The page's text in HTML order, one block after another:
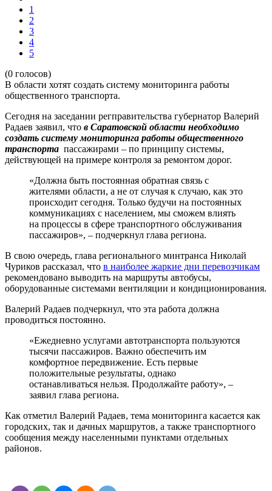
1
2
3
4
5
(0 голосов)
В области хотят создать систему мониторинга работы
общественного транспорта.
Сегодня на заседании регправительства губернатор Валерий
Радаев заявил, что в Саратовской области необходимо
создать систему мониторинга работы общественного
транспорта пассажирами – по принципу системы,
действующей на примере контроля за ремонтом дорог.
«Должна быть постоянная обратная связь с
жителями области, а не от случая к случаю, как это
происходит сегодня. Только будучи на постоянных
коммуникациях с населением, мы сможем влиять
на процессы в сфере транспортного обслуживания
пассажиров», – подчеркнул глава региона.
В свою очередь, глава регионального минтранса Николай
Чуриков рассказал, что в наиболее жаркие дни перевозчикам
рекомендовано выводить на маршруты автобусы,
оборудованные системами вентиляции и кондиционирования.
Валерий Радаев подчеркнул, что эта работа должна
проводиться постоянно.
«Ежедневно услугами автотранспорта пользуются
тысячи пассажиров. Важно обеспечить им
комфортное передвижение. Есть первые
положительные результаты, однако
останавливаться нельзя. Продолжайте работу», –
заявил глава региона.
Как отметил Валерий Радаев, тема мониторинга касается как
городских, так и дачных маршрутов, а также транспортного
сообщения между населенными пунктами отдельных
районов.